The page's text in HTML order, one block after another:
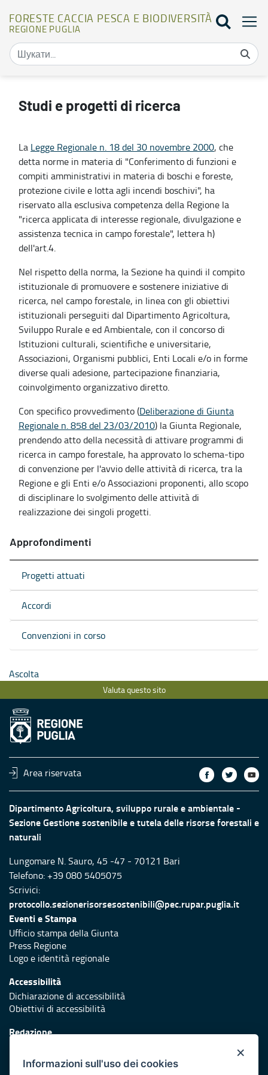
FORESTE CACCIA PESCA E BIODIVERSITÀ
REGIONE PUGLIA
Studi e progetti di ricerca
La Legge Regionale n. 18 del 30 novembre 2000, che
detta norme in materia di "Conferimento di funzioni e
compiti amministrativi in materia di boschi e foreste,
protezione civile e lotta agli incendi boschivi", ha
riservato alla esclusiva competenza della Regione la
"ricerca applicata di interesse regionale, divulgazione e
assistenza tecnica in campo forestale", lettera h)
dell'art.4.
Nel rispetto della norma, la Sezione ha quindi il compito
istituzionale di promuovere e sostenere iniziative di
ricerca, nel campo forestale, in linea con gli obiettivi
istituzionali perseguiti dal Dipartimento Agricoltura,
Sviluppo Rurale e ed Ambientale, con il concorso di
Istituzioni culturali, scientifiche e universitarie,
Associazioni, Organismi pubblici, Enti Locali e/o in forme
diverse quali adesione, partecipazione finanziaria,
coinvolgimento organizzativo diretto.
Con specifico provvedimento (Deliberazione di Giunta
Regionale n. 858 del 23/03/2010) la Giunta Regionale,
prendendo atto della necessità di attivare programmi di
ricerca in campo forestale, ha approvato lo schema-tipo
di convenzione per l'avvio delle attività di ricerca, tra la
Regione e gli Enti e/o Associazioni proponenti, allo scopo
di disciplinare lo svolgimento delle attività di
realizzazione dei singoli progetti.
Approfondimenti
Progetti attuati
Accordi
Convenzioni in corso
Ascolta
Valuta questo sito
Area riservata
Dipartimento Agricoltura, sviluppo rurale e ambientale -
Sezione Gestione sostenibile e tutela delle risorse forestali e
naturali
Lungomare N. Sauro, 45 -47 - 70121 Bari
Telefono: +39 080 5405075
Scrivici:
protocollo.sezionerisorsesostenibili@pec.rupar.puglia.it
Eventi e Stampa
Ufficio stampa della Giunta
Press Regione
Logo e identità regionale
Accessibilità
Dichiarazione di accessibilità
Obiettivi di accessibilità
Redazione
Protezione civile
×
Informazioni sull'uso dei cookies